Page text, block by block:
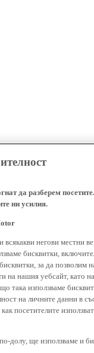
да разберем
ни усилия.
негови местни
бисквитки,
за да
на нашия уебсайт, като
така използваме
на личните данни в
посетителите
долу, ще използваме и